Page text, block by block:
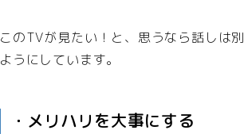
このTVが見たい！と、思うなら話しは
ようにしています。
・メリハリを大事にする